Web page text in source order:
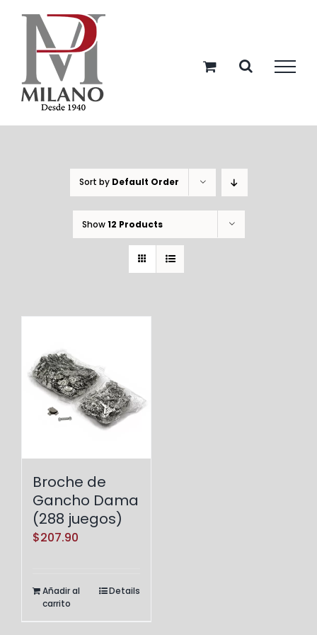
content
Sort by Default Order
Show12 Products
Broche de
Gancho Dama
(288 juegos)
$207.90
Añadir al
carrito
Details